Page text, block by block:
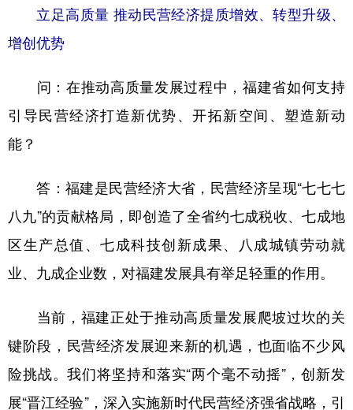
浙江 安徽 福建 江西
山东
English Español Français عربى
立足高质量 推动民营经济提质增效、转型升级、
增创优势
问：在推动高质量发展过程中，福建省如何支持
引导民营经济打造新优势、开拓新空间、塑造新动
能？
答：福建是民营经济大省，民营经济呈现“七七七
八九”的贡献格局，即创造了全省约七成税收、七成地
区生产总值、七成科技创新成果、八成城镇劳动就
业、九成企业数，对福建发展具有举足轻重的作用。
当前，福建正处于推动高质量发展爬坡过坎的关
键阶段，民营经济发展迎来新的机遇，也面临不少风
险挑战。我们将坚持和落实“两个毫不动摇”，创新发
展“晋江经验”，深入实施新时代民营经济强省战略，引